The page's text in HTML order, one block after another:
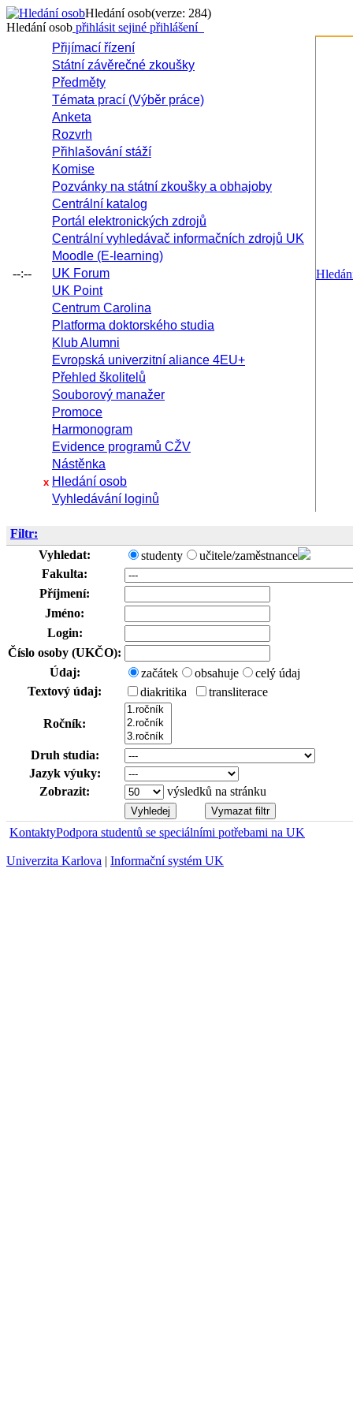
Hledání osob(verze: 284)
Hledání osob přihlásit sejiné přihlášení
--:--
Přijímací řízení
Státní závěrečné zkoušky
Předměty
Témata prací (Výběr práce)
Anketa
Rozvrh
Přihlašování stáží
Komise
Pozvánky na státní zkoušky a obhajoby
Centrální katalog
Portál elektronických zdrojů
Centrální vyhledávač informačních zdrojů UK
Moodle (E-learning)
UK Forum
UK Point
Centrum Carolina
Platforma doktorského studia
Klub Alumni
Evropská univerzitní aliance 4EU+
Přehled školitelů
Souborový manažer
Promoce
Harmonogram
Evidence programů CŽV
Nástěnka
x Hledání osob
Vyhledávání loginů
Filtr:
Vyhledat:
studenty
učitele/zaměstnance
Fakulta:
Příjmení:
Jméno:
Login:
Číslo osoby (UKČO):
Údaj:
začátek obsahuje
celý údaj
Textový údaj:
diakritika transliterace
Ročník:
Druh studia:
Jazyk výuky:
Zobrazit:
výsledků na stránku
KontaktyPodpora studentů se speciálními potřebami na UK
Univerzita Karlova | Informační systém UK